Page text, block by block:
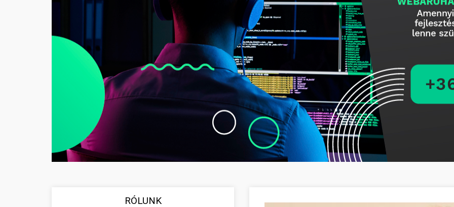
RÓLUNK